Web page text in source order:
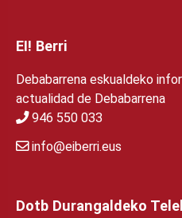
EI! Berri
Debabarrena eskualdeko
actualidad de Debabarrena
946 550 033
info@eiberri.eus
Dotb Durangaldeko